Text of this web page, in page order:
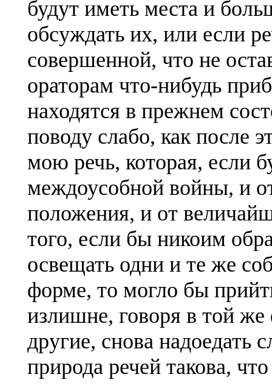
будут иметь места и
обсуждать их, или если
совершенной, что не
ораторам что-нибудь
находятся в прежнем
поводу слабо, как после
мою речь, которая, если
междоусобной войны, и
положения, и от
того, если бы никоим
освещать одни и те же
форме, то могло бы
излишне, говоря в той
другие, снова надоедать
природа речей такова,